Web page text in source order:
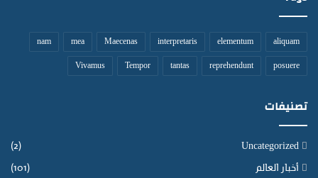
aliquam
elementum
interpretaris
Maecenas
mea
nam
posuere
reprehendunt
tantas
Tempor
Vivamus
تصنيفات
Uncategorized
(2)
أخبار العالم (101)